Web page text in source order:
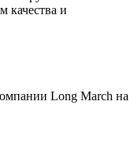
качества и
Long March на